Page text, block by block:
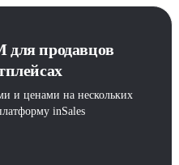
для продавцов
и ценами на нескольких
inSales